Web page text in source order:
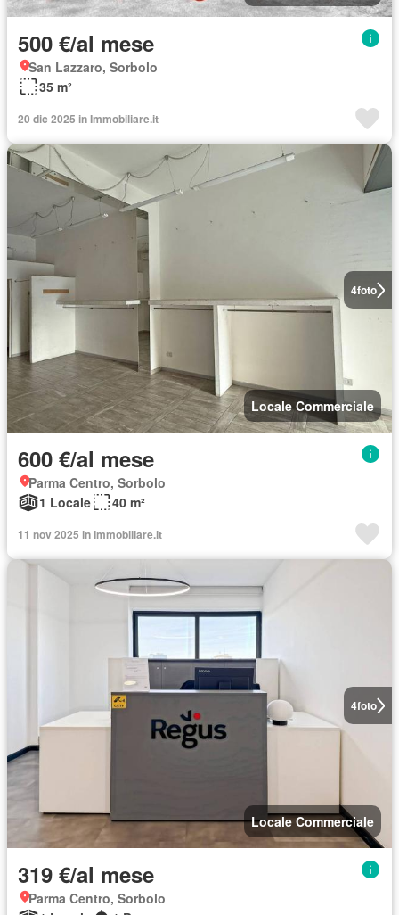
500 €/al mese
San Lazzaro, Sorbolo
35 m²
20 dic 2025 in Immobiliare.it
4foto
Locale Commerciale
600 €/al mese
Parma Centro, Sorbolo
1 Locale
40 m²
11 nov 2025 in Immobiliare.it
4foto
Locale Commerciale
319 €/al mese
Parma Centro, Sorbolo